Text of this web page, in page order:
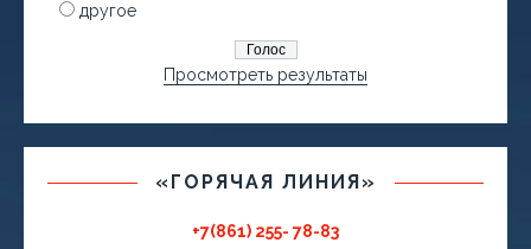
другое
Просмотреть результаты
«ГОРЯЧАЯ ЛИНИЯ»
+7(861) 255- 78-83